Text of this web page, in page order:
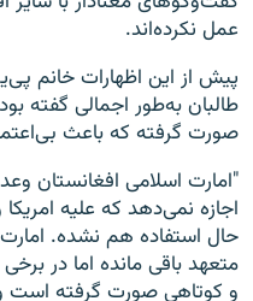
عمل نکرده‌اند.
پیش از این اظهارات خانم
طالبان به‌طور اجمالی گفته
صورت گرفته که باعث
"امارت اسلامی افغانستان
اجازه نمی‌دهد که علیه
حال استفاده هم نشده. امارت
متعهد باقی مانده اما در
و کوتاهی صورت گرفته است و